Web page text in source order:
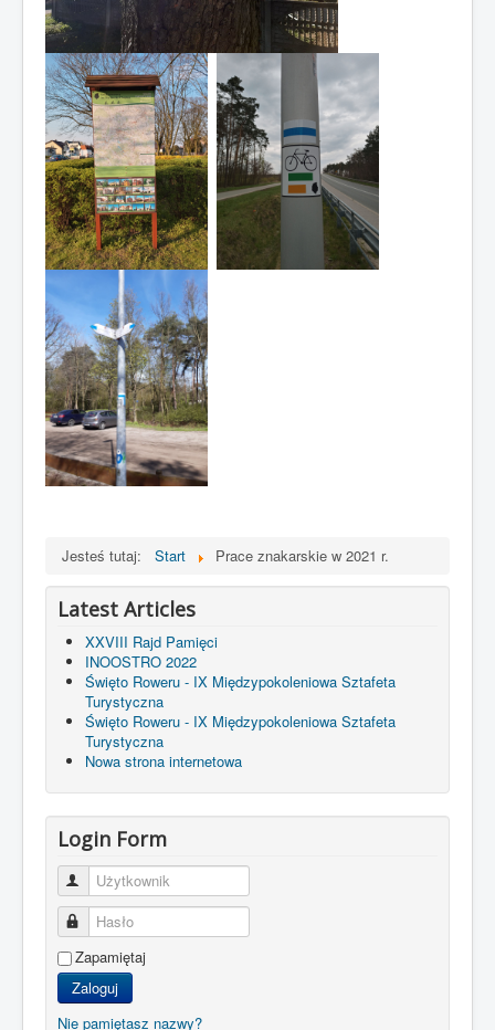
Jesteś tutaj: Start Prace znakarskie w 2021 r.
Latest Articles
XXVIII Rajd Pamięci
INOOSTRO 2022
Święto Roweru - IX Międzypokoleniowa Sztafeta
Turystyczna
Święto Roweru - IX Międzypokoleniowa Sztafeta
Turystyczna
Nowa strona internetowa
Login Form
Użytkownik
Hasło
Zapamiętaj
Zaloguj
Nie pamiętasz nazwy?